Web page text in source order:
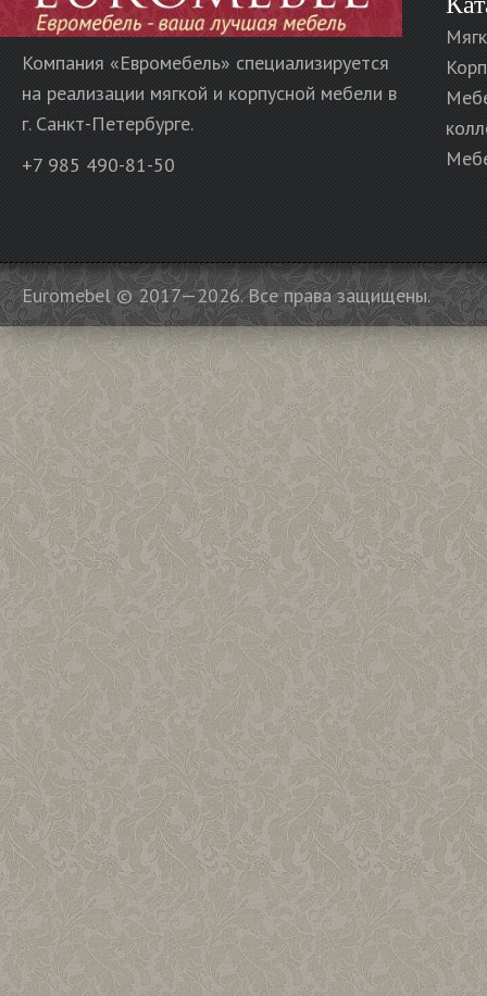
Компания «Евромебель» специализируется
на реализации мягкой и корпусной мебели в
г. Санкт-Петербурге.
+7 985 490-81-50
Euromebel © 2017—2026. Все права защищены.